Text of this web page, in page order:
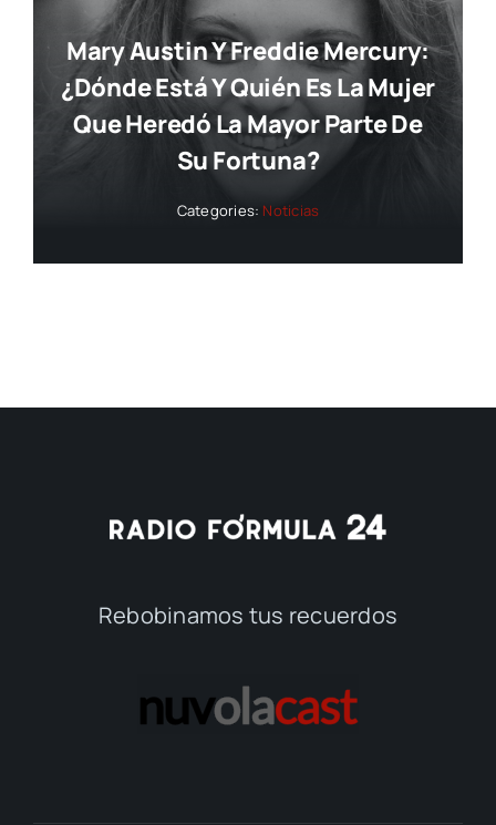
Mary Austin Y Freddie Mercury:
¿dónde Está Y Quién Es La Mujer
Que Heredó La Mayor Parte De
Su Fortuna?
Categories: Noticias
Rebobinamos tus recuerdos